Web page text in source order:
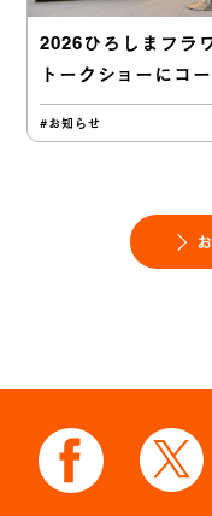
2026ひろしまフラ
トークショーにコ
#お知らせ